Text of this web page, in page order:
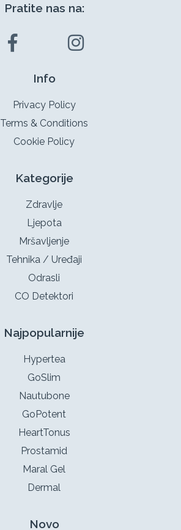
Pratite nas na:
Info
Privacy Policy
Terms & Conditions
Cookie Policy
Kategorije
Zdravlje
Ljepota
Mršavljenje
Tehnika / Uređaji
Odrasli
CO Detektori
Najpopularnije
Hypertea
GoSlim
Nautubone
GoPotent
HeartTonus
Prostamid
Maral Gel
Dermal
Novo